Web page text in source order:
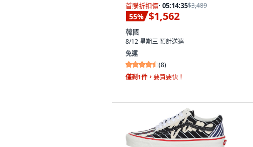
首購折扣價· 05:14:33$3,489
55% $1,562
韓國
8/12 星期三預計送達
免運
(8)
僅剩1件， 要買要快！